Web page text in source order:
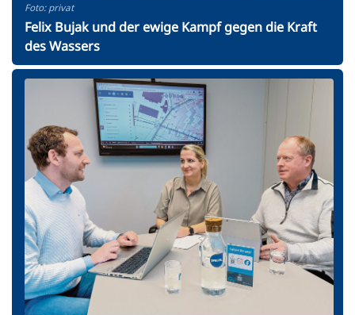
Foto: privat
Felix Bujak und der ewige Kampf gegen die Kraft
des Wassers